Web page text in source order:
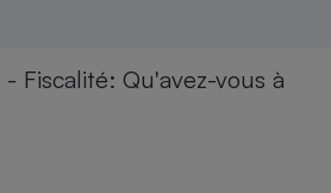
Fiscalité: Qu'avez-vous à